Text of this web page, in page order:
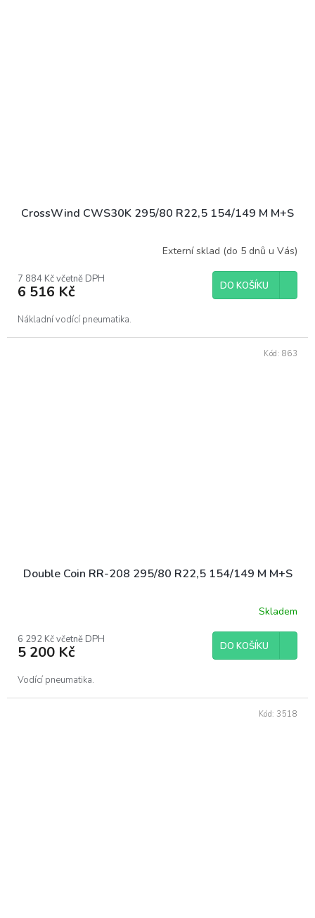
CrossWind CWS30K 295/80 R22,5 154/149 M M+S
Externí sklad (do 5 dnů u Vás)
7 884 Kč včetně DPH
6 516 Kč DO KOŠÍKU
Nákladní vodící pneumatika.
Double Coin RR-208 295/80 R22,5 154/149 M M+S
Skladem
6 292 Kč včetně DPH
5 200 Kč DO KOŠÍKU
Vodící pneumatika.
Kód: 863
Kód: 3518